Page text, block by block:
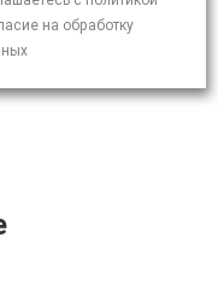
на обработку